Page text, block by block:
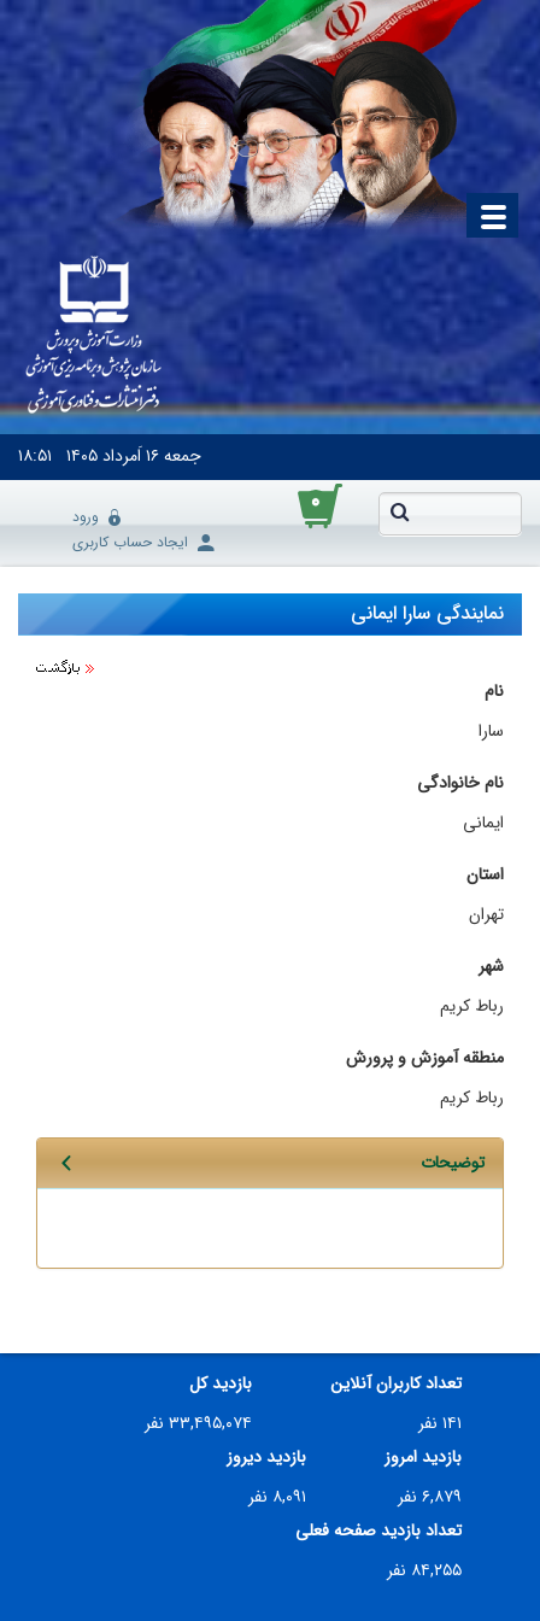
جمعه۱۶ اَمرداد ۱۴۰۵ ۱۸:۵۱
۰
ورود
ایجاد حساب کاربری
نمایندگی سارا ایمانی
نام
سارا
نام خانوادگی
ایمانی
استان
تهران
شهر
رباط کریم
منطقه آموزش و پرورش
رباط کریم
توضیحات
تعداد کاربران آنلاین
۱۴۱ نفر
بازدید کل
۳۳,۴۹۵,۰۷۴ نفر
بازدید امروز
۶,۸۷۹ نفر
بازدید دیروز
۸,۰۹۱ نفر
تعداد بازدید صفحه فعلی
۸۴,۲۵۵ نفر